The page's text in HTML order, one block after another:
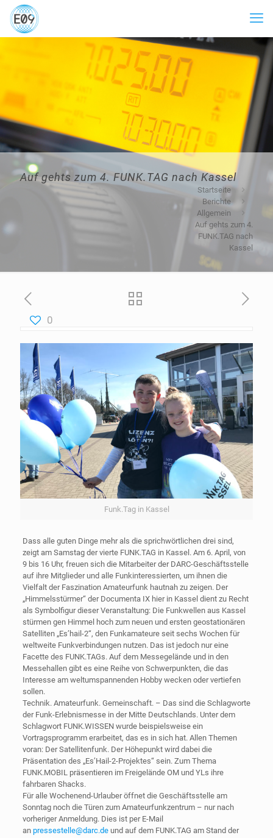
Auf gehts zum 4. FUNK.TAG nach Kassel
Startseite
Berichte
Allgemein
Auf gehts zum 4.
FUNK.TAG nach
Kassel
0
Funk.Tag in Kassel
Dass alle guten Dinge mehr als die sprichwörtlichen drei sind,
zeigt am Samstag der vierte FUNK.TAG in Kassel. Am 6. April, von
9 bis 16 Uhr, freuen sich die Mitarbeiter der DARC-Geschäftsstelle
auf ihre Mitglieder und alle Funkinteressierten, um ihnen die
Vielfalt der Faszination Amateurfunk hautnah zu zeigen. Der
„Himmelsstürmer“ der Documenta IX hier in Kassel dient zu Recht
als Symbolfigur dieser Veranstaltung: Die Funkwellen aus Kassel
stürmen gen Himmel hoch zum neuen und ersten geostationären
Satelliten „Es’hail-2“, den Funkamateure seit sechs Wochen für
weltweite Funkverbindungen nutzen. Das ist jedoch nur eine
Facette des FUNK.TAGs. Auf dem Messegelände und in den
Messehallen gibt es eine Reihe von Schwerpunkten, die das
Interesse am weltumspannenden Hobby wecken oder vertiefen
sollen.
Technik. Amateurfunk. Gemeinschaft. – Das sind die Schlagworte
der Funk-Erlebnismesse in der Mitte Deutschlands. Unter dem
Schlagwort FUNK.WISSEN wurde beispielsweise ein
Vortragsprogramm erarbeitet, das es in sich hat. Allen Themen
voran: Der Satellitenfunk. Der Höhepunkt wird dabei die
Präsentation des „Es’Hail-2-Projektes“ sein. Zum Thema
FUNK.MOBIL präsentieren im Freigelände OM und YLs ihre
fahrbaren Shacks.
Für alle Wochenend-Urlauber öffnet die Geschäftsstelle am
Sonntag noch die Türen zum Amateurfunkzentrum – nur nach
vorheriger Anmeldung. Dies ist per E-Mail
an pressestelle@darc.deund auf dem FUNK.TAG am Stand der